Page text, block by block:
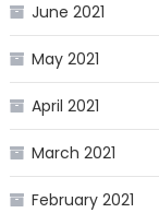
June 2021
May 2021
April 2021
March 2021
February 2021